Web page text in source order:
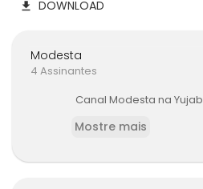
DOWNLOAD
Modesta
4 Assinantes
Canal Modesta na Yujab
Mostre mais